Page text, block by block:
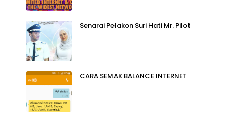
Senarai Pelakon Suri Hati Mr. Pilot
CARA SEMAK BALANCE INTERNET